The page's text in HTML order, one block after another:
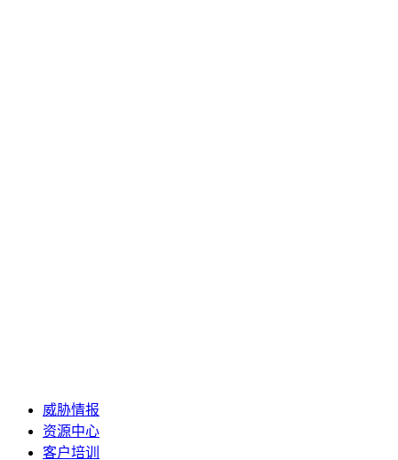
威胁情报
资源中心
客户培训